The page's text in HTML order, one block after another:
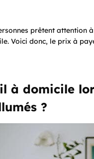
prêtent attention
Voici donc, le prix à
à domicile
?